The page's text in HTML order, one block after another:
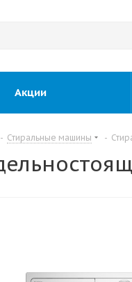
Акции
- Стиральные машины -